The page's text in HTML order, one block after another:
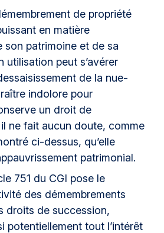
de propriété
en matière
son patrimoine et de sa
utilisation peut s’avérer
de la nue-
indolore pour
un droit de
ne fait aucun doute, comme
ci-dessus, qu’elle
patrimonial.
751 du CGI pose le
des démembrements
droits de succession,
potentiellement tout l’intérêt